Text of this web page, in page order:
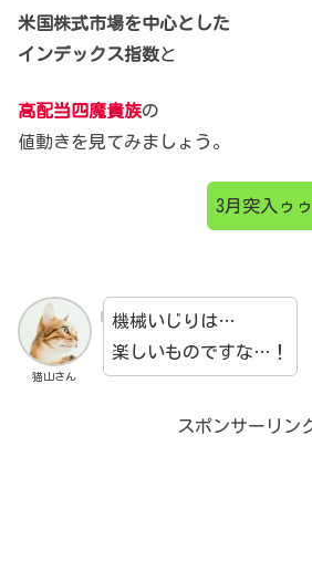
米国株式市場を中心とした
インデックス指数と
高配当四魔貴族の
値動きを見てみましょう。
3月突入ゥ
猫山さん
機械いじりは…
楽しいものですな…！
スポンサーリン